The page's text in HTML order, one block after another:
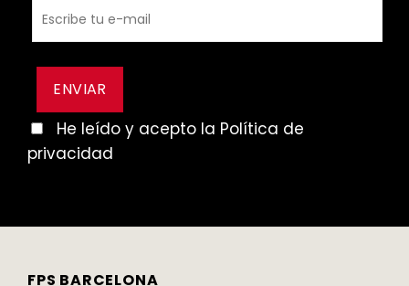
He leído y acepto la Política de
privacidad
FPS BARCELONA